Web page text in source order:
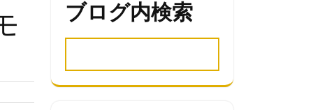
ブログ内検索